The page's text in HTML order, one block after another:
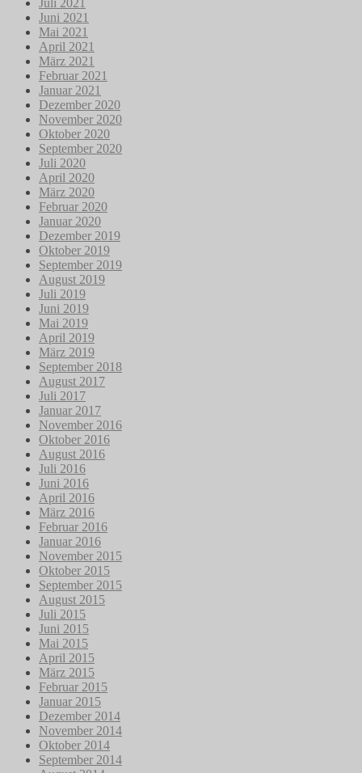
Juli 2021
Juni 2021
Mai 2021
April 2021
März 2021
Februar 2021
Januar 2021
Dezember 2020
November 2020
Oktober 2020
September 2020
Juli 2020
April 2020
März 2020
Februar 2020
Januar 2020
Dezember 2019
Oktober 2019
September 2019
August 2019
Juli 2019
Juni 2019
Mai 2019
April 2019
März 2019
September 2018
August 2017
Juli 2017
Januar 2017
November 2016
Oktober 2016
August 2016
Juli 2016
Juni 2016
April 2016
März 2016
Februar 2016
Januar 2016
November 2015
Oktober 2015
September 2015
August 2015
Juli 2015
Juni 2015
Mai 2015
April 2015
März 2015
Februar 2015
Januar 2015
Dezember 2014
November 2014
Oktober 2014
September 2014